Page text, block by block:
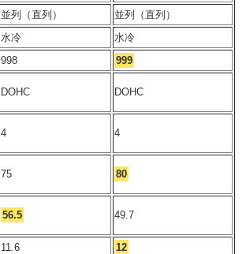
並列（直列）
並列（直列）
水冷
水冷
998
999
DOHC DOHC
4 4
75 80
56.5 49.7
11.6 12